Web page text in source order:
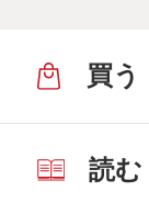
買う
読む